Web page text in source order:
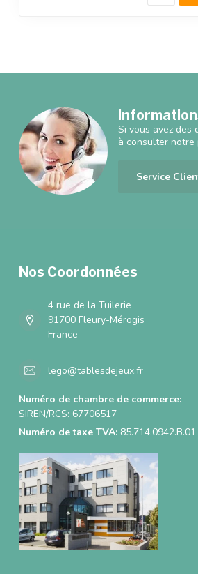
Si vous avez des
à consulter notre
Service
Nos Coordonnées
4 rue de la Tuilerie
91700 Fleury-Mérogis
France
lego@tablesdejeux.fr
Numéro de chambre de commerce:
SIREN/RCS: 67706517
Numéro de taxe TVA: 85.714.0942.B.01